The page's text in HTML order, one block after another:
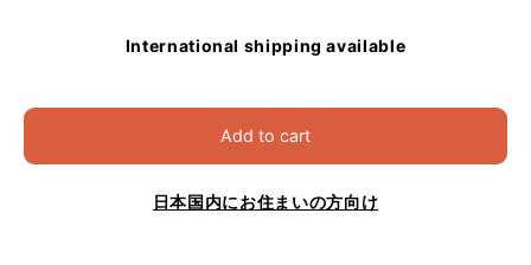
International shipping available
Add to cart
日本国内にお住まいの方向け